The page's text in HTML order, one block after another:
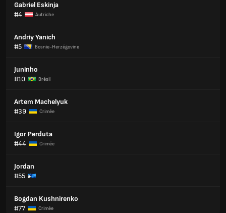
Gabriel Eskinja
#4
Autriche
Andriy Yanich
#5
Bosnie-Herzégovine
Juninho
#10
Brésil
Artem Machelyuk
#39
Crimée
Igor Perduta
#44
Crimée
Jordan
#55
Bogdan Kushnirenko
#77
Crimée